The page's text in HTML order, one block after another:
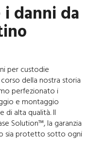
i danni da
per custodie
della nostra storia
perfezionato i
e montaggio
alta qualità. Il
Solution™, la garanzia
sia protetto sotto ogni